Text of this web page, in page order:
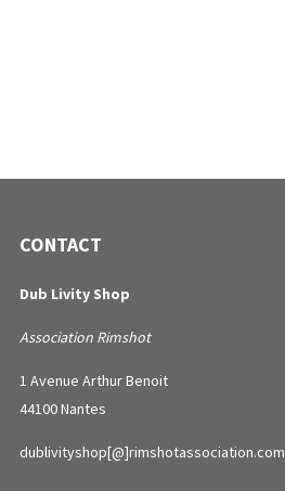
CONTACT
Dub Livity Shop
Association Rimshot
1 Avenue Arthur Benoit
44100 Nantes
dublivityshop[@]rimshotassociation.com